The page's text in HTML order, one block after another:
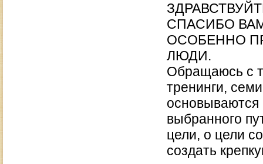
СПАСИБО
ОСОБЕННО
ЛЮДИ.
Обращаюсь с
тренинги,
основываются
выбранного
цели, о цели
создать